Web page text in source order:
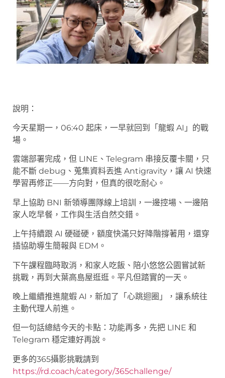
說明：
今天星期一，06:40 起床，一早就回到「龍蝦 AI」的戰
場。
雲端部署完成，但 LINE、Telegram 串接反覆卡關，只
能不斷 debug、蒐集資料丟進 Antigravity，讓 AI 快速
學習再修正——方向對，但真的很吃耐心。
早上協助 BNI 新領導團隊線上培訓，一邊控場、一邊陪
家人吃早餐，工作與生活自然交錯。
上午持續跟 AI 硬碰硬，額度快滿只好降階撐著用，還穿
插協助導生簡報與 EDM。
下午課程臨時取消，和家人吃飯、陪小悠悠公園嘗試新
挑戰，再到大葉高島屋逛逛。平凡但踏實的一天。
晚上繼續推進龍蝦 AI，新加了「心跳迴圈」，讓系統往
主動代理人前進。
但一句話總結今天的卡點：功能再多，先把 LINE 和
Telegram 穩定連好再說。
更多的365攝影挑戰請到
https://rd.coach/category/365challenge/